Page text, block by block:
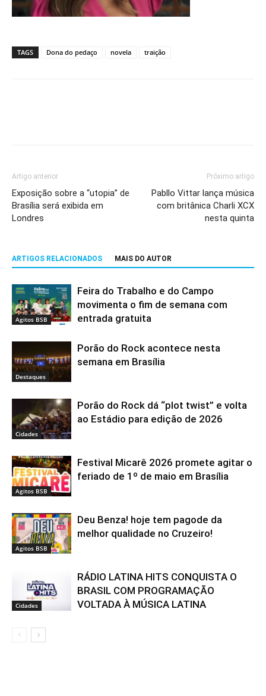
TAGS Dona do pedaço novela traição
Artigo anterior
Exposição sobre a “utopia” de
Brasília será exibida em
Londres
Próximo artigo
Pabllo Vittar lança música
com britânica Charli XCX
nesta quinta
ARTIGOS RELACIONADOS MAIS DO AUTOR
Agitos BSB
Feira do Trabalho e do Campo
movimenta o fim de semana com
entrada gratuita
Destaques
Porão do Rock acontece nesta
semana em Brasília
Cidades
Porão do Rock dá “plot twist” e volta
ao Estádio para edição de 2026
Agitos BSB
Festival Micarê 2026 promete agitar o
feriado de 1º de maio em Brasília
Agitos BSB
Deu Benza! hoje tem pagode da
melhor qualidade no Cruzeiro!
Cidades
RÁDIO LATINA HITS CONQUISTA O
BRASIL COM PROGRAMAÇÃO
VOLTADA À MÚSICA LATINA